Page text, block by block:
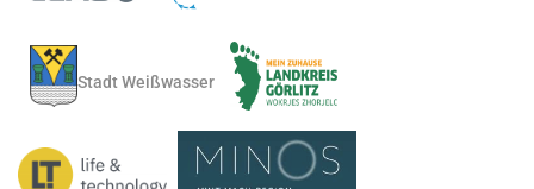
Stadt Weißwasser